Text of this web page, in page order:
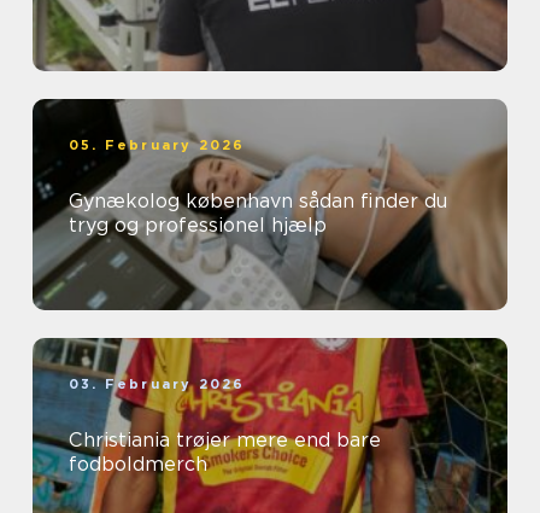
05. February 2026
Gynækolog københavn sådan finder du
tryg og professionel hjælp
03. February 2026
Christiania trøjer mere end bare
fodboldmerch